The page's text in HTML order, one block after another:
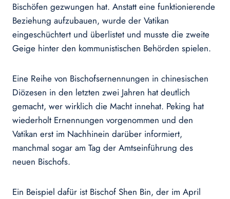
Bischöfen gezwungen hat. Anstatt eine funktionierende
Beziehung aufzubauen, wurde der Vatikan
eingeschüchtert und überlistet und musste die zweite
Geige hinter den kommunistischen Behörden spielen.
Eine Reihe von Bischofsernennungen in chinesischen
Diözesen in den letzten zwei Jahren hat deutlich
gemacht, wer wirklich die Macht innehat. Peking hat
wiederholt Ernennungen vorgenommen und den
Vatikan erst im Nachhinein darüber informiert,
manchmal sogar am Tag der Amtseinführung des
neuen Bischofs.
Ein Beispiel dafür ist Bischof Shen Bin, der im April